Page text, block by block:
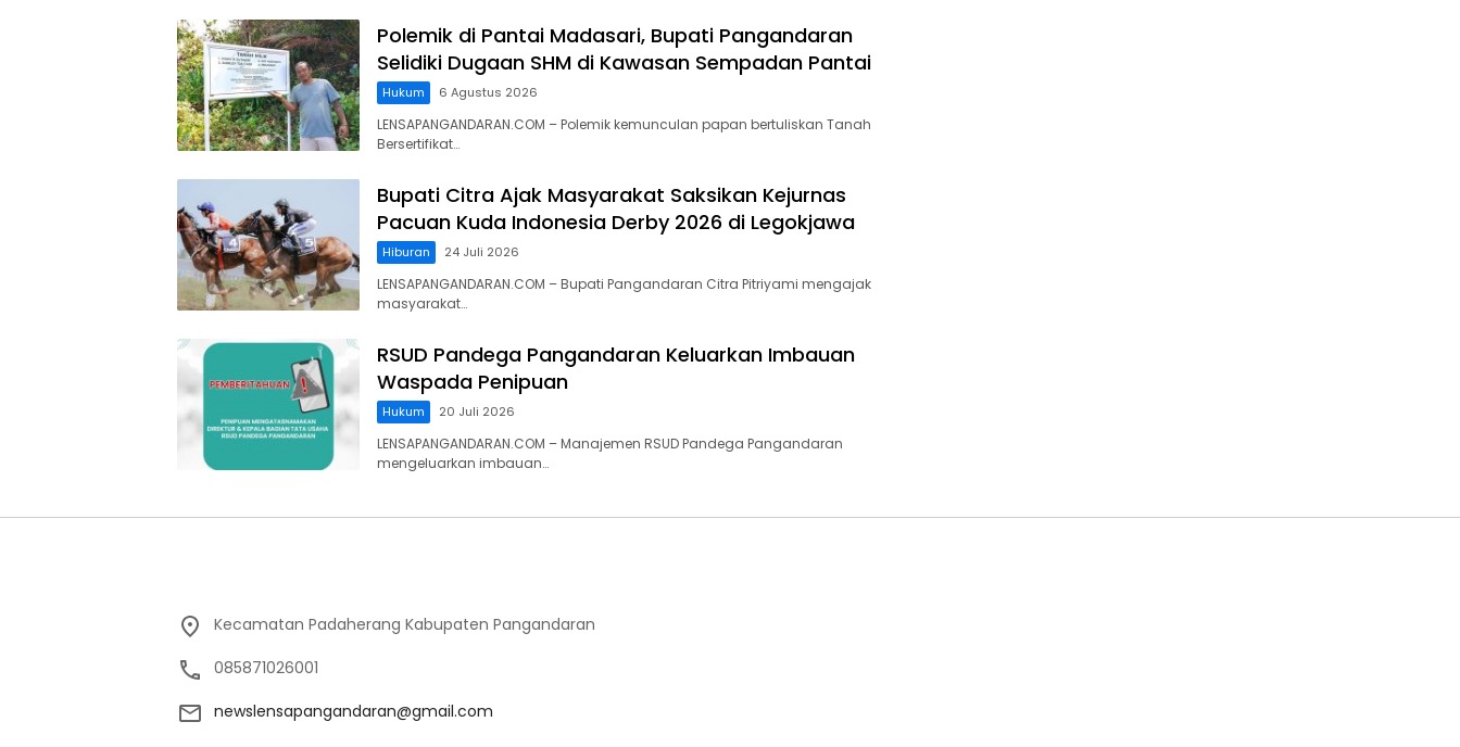
Polemik di Pantai Madasari, Bupati Pangandaran
Selidiki Dugaan SHM di Kawasan Sempadan Pantai
Hukum 6 Agustus 2026
LENSAPANGANDARAN.COM – Polemik kemunculan papan bertuliskan Tanah
Bersertifikat…
Bupati Citra Ajak Masyarakat Saksikan Kejurnas
Pacuan Kuda Indonesia Derby 2026 di Legokjawa
Hiburan 24 Juli 2026
LENSAPANGANDARAN.COM – Bupati Pangandaran Citra Pitriyami mengajak
masyarakat…
RSUD Pandega Pangandaran Keluarkan Imbauan
Waspada Penipuan
Hukum 20 Juli 2026
LENSAPANGANDARAN.COM – Manajemen RSUD Pandega Pangandaran
mengeluarkan imbauan…
Kecamatan Padaherang Kabupaten Pangandaran
085871026001
newslensapangandaran@gmail.com